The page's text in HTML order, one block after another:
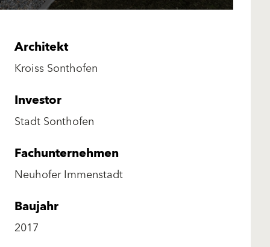
Architekt
Kroiss Sonthofen
Investor
Stadt Sonthofen
Fachunternehmen
Neuhofer Immenstadt
Baujahr
2017